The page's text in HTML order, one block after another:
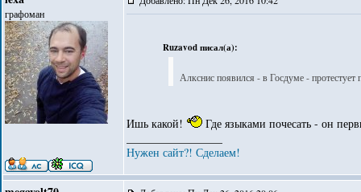
графоман
Ruzavod писал(а):
Алкснис появился - в Госдуме - протестует
Ишь какой!
Где языками почесать - он
Нужен сайт?! Сделаем!